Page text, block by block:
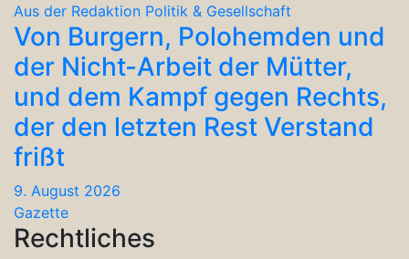
Aus der Redaktion Politik & Gesellschaft
Von Burgern, Polohemden und
der Nicht-Arbeit der Mütter,
und dem Kampf gegen Rechts,
der den letzten Rest Verstand
frißt
9. August 2026
Gazette
Rechtliches